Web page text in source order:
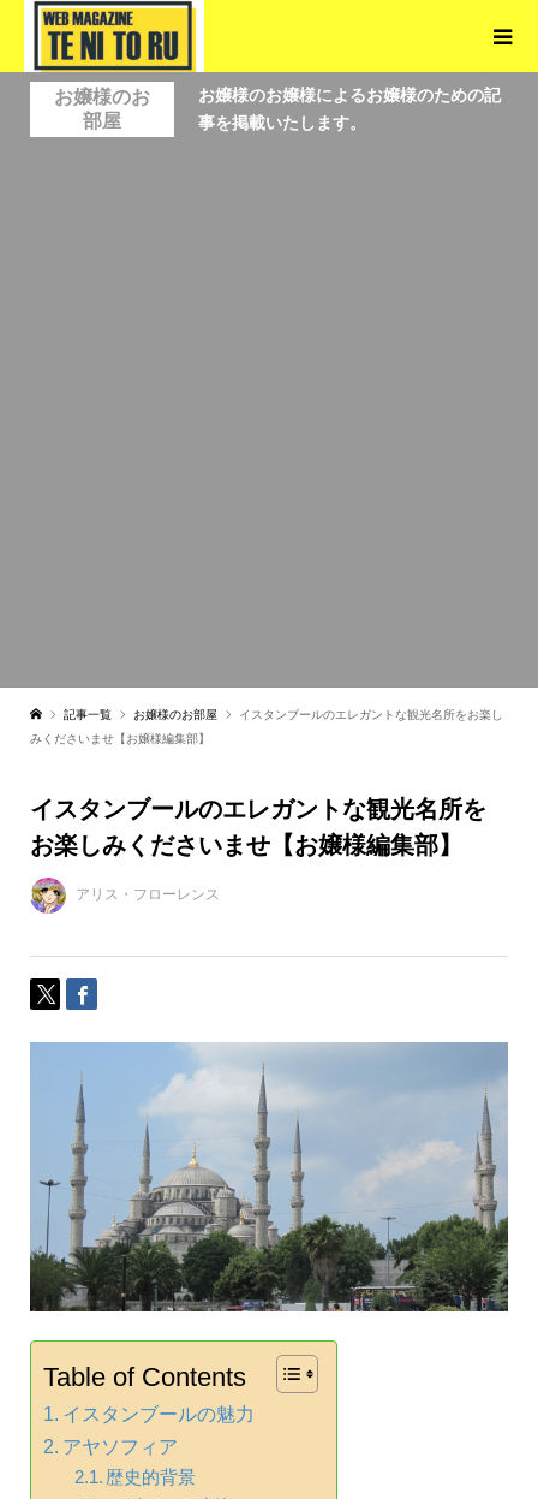
お嬢様のお
部屋
お嬢様のお嬢様によるお嬢様のための記
事を掲載いたします。
記事一覧 お嬢様のお部屋
イスタンブールのエレガントな観光名所をお楽し
みくださいませ【お嬢様編集部】
イスタンブールのエレガントな観光名所を
お楽しみくださいませ【お嬢様編集部】
アリス・フローレンス
Table of Contents
イスタンブールの魅力
アヤソフィア
歴史的背景